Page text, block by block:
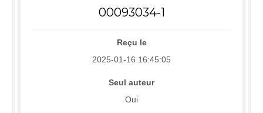
00093034-1
Reçu le
2025-01-16 16:45:05
Seul auteur
Oui